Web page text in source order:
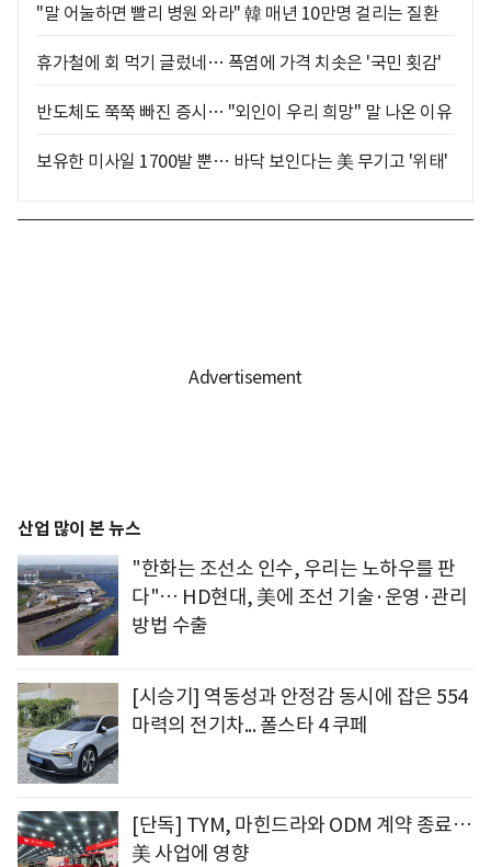
"말 어눌하면 빨리 병원 와라" 韓 매년 10만명 걸리는 질환
휴가철에 회 먹기 글렀네… 폭염에 가격 치솟은 '국민 횟감'
반도체도 쭉쭉 빠진 증시… "외인이 우리 희망" 말 나온 이유
보유한 미사일 1700발 뿐… 바닥 보인다는 美 무기고 '위태'
산업 많이 본 뉴스
"한화는 조선소 인수, 우리는 노하우를 판
다"… HD현대, 美에 조선 기술·운영·관리
방법 수출
[시승기] 역동성과 안정감 동시에 잡은 554
마력의 전기차... 폴스타 4 쿠페
[단독] TYM, 마힌드라와 ODM 계약 종료…
美 사업에 영향